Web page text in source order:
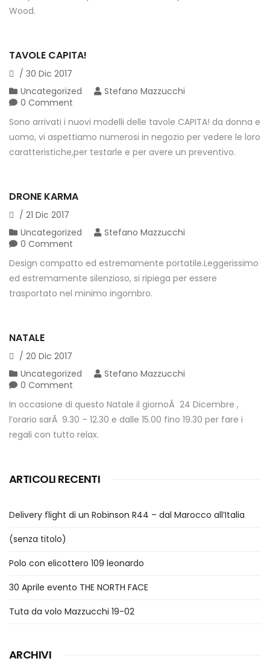
Wood.
TAVOLE CAPITA!
/ 30 Dic 2017
Uncategorized
Stefano Mazzucchi
0 Comment
Sono arrivati i nuovi modelli delle tavole CAPITA! da donna e
uomo, vi aspettiamo numerosi in negozio per vedere le loro
caratteristiche,per testarle e per avere un preventivo.
DRONE KARMA
/ 21 Dic 2017
Uncategorized
Stefano Mazzucchi
0 Comment
Design compatto ed estremamente portatile.Leggerissimo
ed estremamente silenzioso, si ripiega per essere
trasportato nel minimo ingombro.
NATALE
/ 20 Dic 2017
Uncategorized
Stefano Mazzucchi
0 Comment
In occasione di questo Natale il giornoÂ 24 Dicembre ,
l’orario sarÃ 9.30 – 12.30 e dalle 15.00 fino 19.30 per fare i
regali con tutto relax.
ARTICOLI RECENTI
Delivery flight di un Robinson R44 – dal Marocco all’Italia
(senza titolo)
Polo con elicottero 109 leonardo
30 Aprile evento THE NORTH FACE
Tuta da volo Mazzucchi 19-02
ARCHIVI